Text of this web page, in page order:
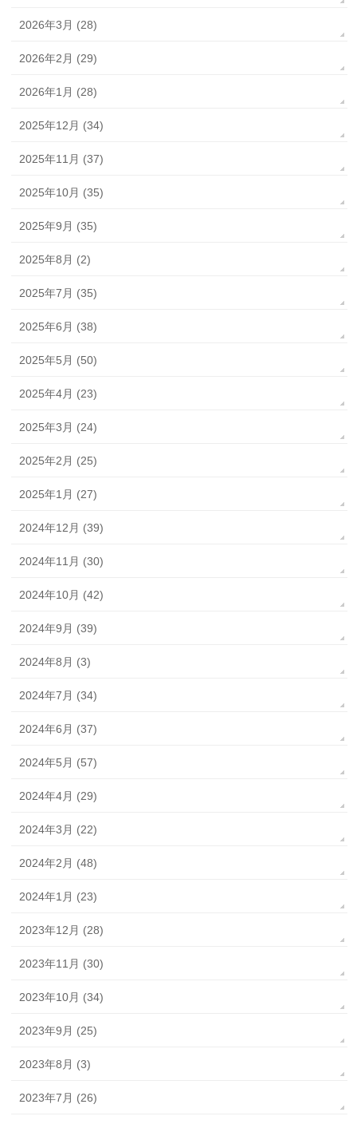
2026年3月 (28)
2026年2月 (29)
2026年1月 (28)
2025年12月 (34)
2025年11月 (37)
2025年10月 (35)
2025年9月 (35)
2025年8月 (2)
2025年7月 (35)
2025年6月 (38)
2025年5月 (50)
2025年4月 (23)
2025年3月 (24)
2025年2月 (25)
2025年1月 (27)
2024年12月 (39)
2024年11月 (30)
2024年10月 (42)
2024年9月 (39)
2024年8月 (3)
2024年7月 (34)
2024年6月 (37)
2024年5月 (57)
2024年4月 (29)
2024年3月 (22)
2024年2月 (48)
2024年1月 (23)
2023年12月 (28)
2023年11月 (30)
2023年10月 (34)
2023年9月 (25)
2023年8月 (3)
2023年7月 (26)